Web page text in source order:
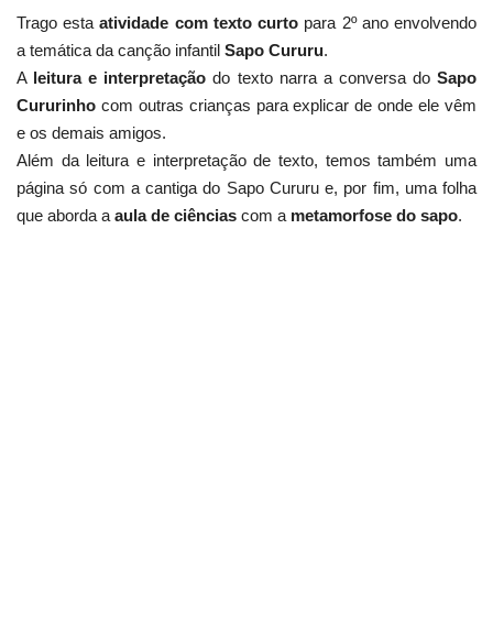
Trago estaatividade com texto curto para 2º ano envolvendo
a temática da canção infantil Sapo Cururu.
A leitura e interpretação do texto narra a conversa doSapo
Cururinho com outras crianças para explicar de onde ele vêm
e os demais amigos.
Além da leitura e interpretação de texto, temos também uma
página só com a cantiga do Sapo Cururu e, por fim, uma folha
que aborda a aula de ciências com a metamorfose do sapo.